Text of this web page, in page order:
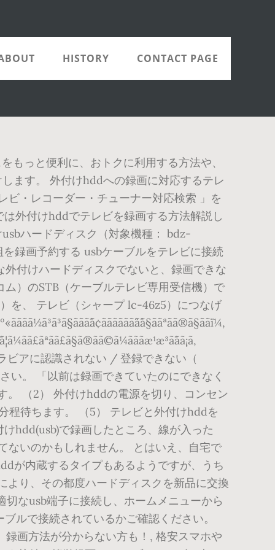
HISTORY CONTACT PAGE
っと便利に、おトクに利用する方法や、
ます。 外付けhddへの録画に対応するテレ
ビ・レコーダー・チューナー対応検索 」を
外付けhddでテレビを録画する方法解説し
ハードディスク（対象機種： bdz-
録画予約する usbケーブルをテレビに接続
付けハードディスクでないと、録画できな
）のSTB（ケーブルテレビ専用受信機）で
を、 テレビ（シャープ lc-46z5）につなげ
スク (HDD) がブラビアに認識されない / 登録できない（
。 「以前は録画できていたのにできなく
。 （2） 外付けhddの電源を切り、コンセン
程待ちます。 （5） テレビと外付けhddを
hdd(usb)で録画したところ、線が入った
ないのかもしれません。 とはいえ、自宅で
が内蔵するタイプもあるようですが、うち
り、その都度ハードディスクを新品に交換
なusb端子に接続し、ホームメニューから
ルで接続されているかご確認ください。
画方法が分からない方も！, 格安スマホや